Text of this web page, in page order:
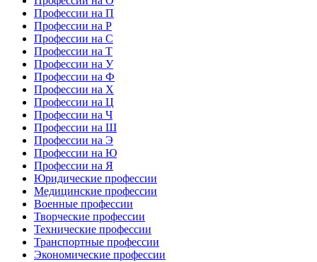
Профессии на П
Профессии на Р
Профессии на С
Профессии на Т
Профессии на У
Профессии на Ф
Профессии на Х
Профессии на Ц
Профессии на Ч
Профессии на Ш
Профессии на Э
Профессии на Ю
Профессии на Я
Юридические профессии
Медицинские профессии
Военные профессии
Творческие профессии
Технические профессии
Транспортные профессии
Экономические профессии